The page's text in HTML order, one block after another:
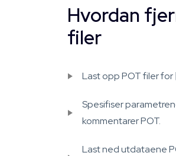
Hvordan
filer
Last opp POT filer
Spesifiser
kommentarer POT.
Last ned utdataene